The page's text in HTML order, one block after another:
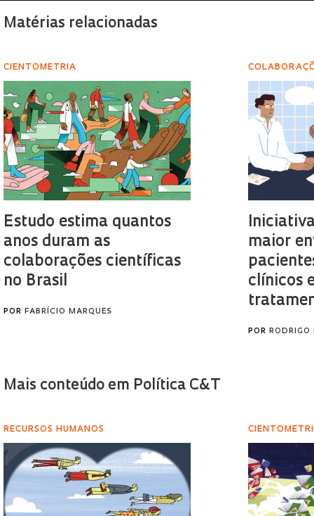
Matérias relacionadas
CIENTOMETRIA
Estudo estima quantos
anos duram as
colaborações científicas
no Brasil
POR FABRÍCIO MARQUES
maior
clínicos
PORRODRIGO
Mais conteúdo em Política C&T
RECURSOS HUMANOS